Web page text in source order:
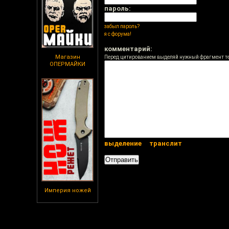
Магазин
ОПЕРМАЙКИ
Империя ножей
пароль:
забыл пароль?
я с форума!
комментарий:
Перед цитированием выделяй нужный фрагмент
выделение транслит